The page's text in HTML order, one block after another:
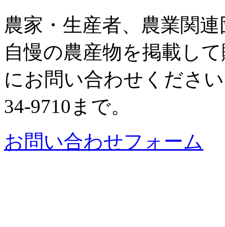
農家・生産者、農業関
自慢の農産物を掲載し
にお問い合わせくださ
34-9710まで。
お問い合わせフォーム